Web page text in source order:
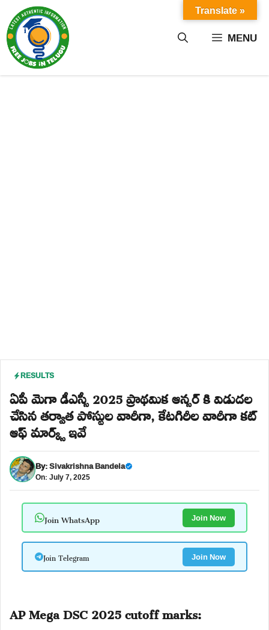
content MENU
RESULTS
ఏపీ మెగా డీఎస్సీ 2025 ప్రాథమిక ఆన్సర్ కి విడుదల
చేసిన తర్వాత పోస్టుల వారీగా, కేటగిరీల వారీగా కట్
ఆఫ్ మార్క్స్ ఇవే
By:Sivakrishna Bandela
On: July 7, 2025
Join WhatsApp Join Now
Join Telegram Join Now
AP Mega DSC 2025 cutoff marks:
Translate »